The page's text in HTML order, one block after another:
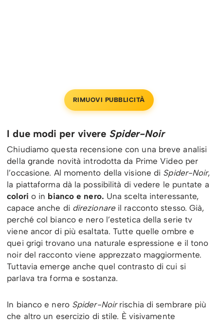
RIMUOVI PUBBLICITÀ
I due modi per vivere Spider-Noir
Chiudiamo questa recensione con una breve analisi
della grande novità introdotta da Prime Video per
l’occasione. Al momento della visione di Spider-Noir,
la piattaforma dà la possibilità di vedere le puntate a
colori o in bianco e nero. Una scelta interessante,
capace anche di direzionare il racconto stesso. Già,
perché col bianco e nero l’estetica della serie tv
viene ancor di più esaltata. Tutte quelle ombre e
quei grigi trovano una naturale espressione e il tono
noir del racconto viene apprezzato maggiormente.
Tuttavia emerge anche quel contrasto di cui si
parlava tra forma e sostanza.
In bianco e nero Spider-Noirrischia di sembrare più
che altro un esercizio di stile. È visivamente